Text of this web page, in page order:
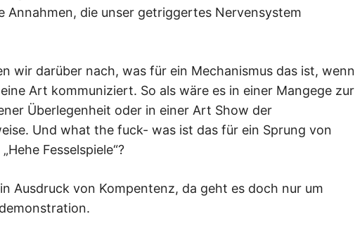
Annahmen, die unser getriggertes Nervensystem
wir darüber nach, was für ein Mechanismus das ist, wenn
Art kommuniziert. So als wäre es in einer Mangege zur
Überlegenheit oder in einer Art Show der
Und what the fuck- was ist das für ein Sprung von
Fesselspiele“?
Ausdruck von Kompentenz, da geht es doch nur um